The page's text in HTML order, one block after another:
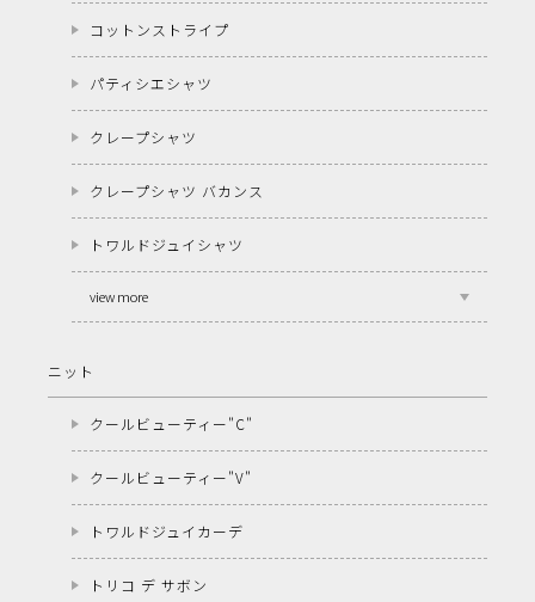
コットンストライプ
パティシエシャツ
クレープシャツ
クレープシャツ バカンス
トワルドジュイシャツ
view more
ニット
クールビューティー"C"
クールビューティー"V"
トワルドジュイカーデ
トリコ デ サボン